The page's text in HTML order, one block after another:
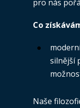
pro nás
Co
silnější
Naše